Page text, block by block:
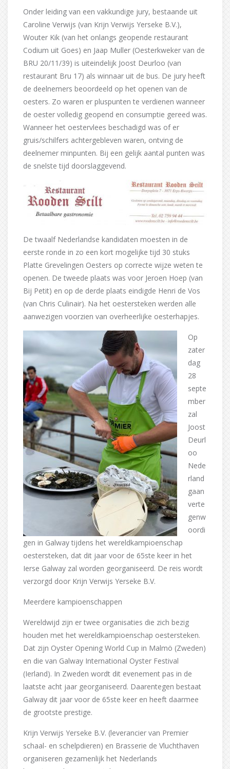
Onder leiding van een vakkundige jury, bestaande uit
Caroline Verwijs (van Krijn Verwijs Yerseke B.V.),
Wouter Kik (van het onlangs geopende restaurant
Codium uit Goes) en Jaap Muller (Oesterkweker van de
BRU 20/11/39) is uiteindelijk Joost Deurloo (van
restaurant Bru 17) als winnaar uit de bus. De jury heeft
de deelnemers beoordeeld op het openen van de
oesters. Zo waren er pluspunten te verdienen wanneer
de oester volledig geopend en consumptie gereed was.
Wanneer het oestervlees beschadigd was of er
gruis/schilfers achtergebleven waren, ontving de
deelnemer minpunten. Bij een gelijk aantal punten was
de snelste tijd doorslaggevend.
De twaalf Nederlandse kandidaten moesten in de
eerste ronde in zo een kort mogelijke tijd 30 stuks
Platte Grevelingen Oesters op correcte wijze weten te
openen. De tweede plaats was voor Jeroen Hoep (van
Bij Petit) en op de derde plaats eindigde Henri de Vos
(van Chris Culinair). Na het oestersteken werden alle
aanwezigen voorzien van overheerlijke oesterhapjes.
Op
zater
dag
28
septe
mber
zal
Joost
Deurl
oo
Nede
rland
gaan
verte
genw
oordi
gen in Galway tijdens het wereldkampioenschap
oestersteken, dat dit jaar voor de 65ste keer in het
Ierse Galway zal worden georganiseerd. De reis wordt
verzorgd door Krijn Verwijs Yerseke B.V.
Meerdere kampioenschappen
Wereldwijd zijn er twee organisaties die zich bezig
houden met het wereldkampioenschap oestersteken.
Dat zijn Oyster Opening World Cup in Malmö (Zweden)
en die van Galway International Oyster Festival
(Ierland). In Zweden wordt dit evenement pas in de
laatste acht jaar georganiseerd. Daarentegen bestaat
Galway dit jaar voor de 65ste keer en heeft daarmee
de grootste prestige.
Krijn Verwijs Yerseke B.V. (leverancier van Premier
schaal- en schelpdieren) en Brasserie de Vluchthaven
organiseren gezamenlijk het Nederlands